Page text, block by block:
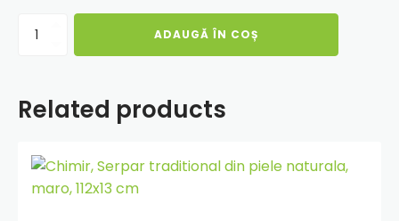
Cantitate
naturala
catarame,
116x18
ADAUGĂ ÎN COȘ
Related products
Adauga